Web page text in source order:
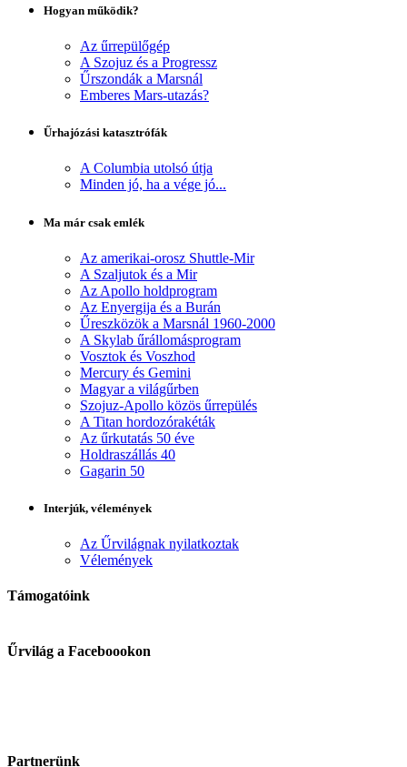
Hogyan működik?
Az űrrepülőgép
A Szojuz és a Progressz
Űrszondák a Marsnál
Emberes Mars-utazás?
Űrhajózási katasztrófák
A Columbia utolsó útja
Minden jó, ha a vége jó...
Ma már csak emlék
Az amerikai-orosz Shuttle-Mir
A Szaljutok és a Mir
Az Apollo holdprogram
Az Enyergija és a Burán
Űreszközök a Marsnál 1960-2000
A Skylab űrállomásprogram
Vosztok és Voszhod
Mercury és Gemini
Magyar a világűrben
Szojuz-Apollo közös űrrepülés
A Titan hordozórakéták
Az űrkutatás 50 éve
Holdraszállás 40
Gagarin 50
Interjúk, vélemények
Az Űrvilágnak nyilatkoztak
Vélemények
Támogatóink
Űrvilág a Faceboookon
Partnerünk